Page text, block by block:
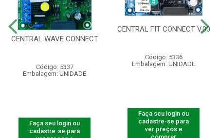
CENTRAL WAVE CONNECT
Código: 5337
Embalagem: UNIDADE
Faça seu login ou
cadastre-se para
CENTRAL FIT CONNECT V.00
Código: 5336
Embalagem: UNIDADE
Faça seu login ou
cadastre-se para
ver preços e